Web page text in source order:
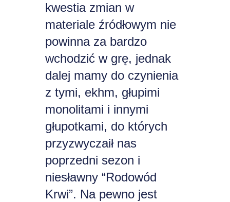
kwestia zmian w
materiale źródłowym nie
powinna za bardzo
wchodzić w grę, jednak
dalej mamy do czynienia
z tymi, ekhm, głupimi
monolitami i innymi
głupotkami, do których
przyzwyczaił nas
poprzedni sezon i
niesławny “Rodowód
Krwi”. Na pewno jest